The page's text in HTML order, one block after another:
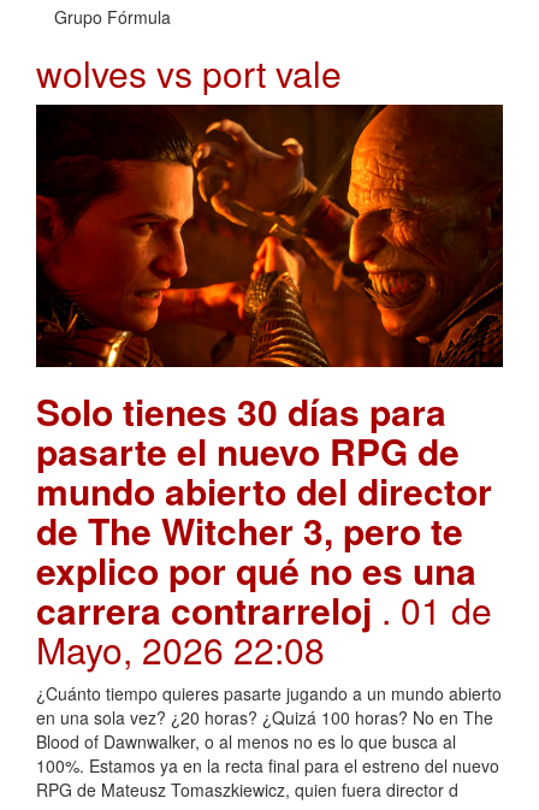
Grupo Fórmula
wolves vs port vale
Solo tienes 30 días para
pasarte el nuevo RPG de
mundo abierto del director
de The Witcher 3, pero te
explico por qué no es una
carrera contrarreloj . 01 de
Mayo, 2026 22:08
¿Cuánto tiempo quieres pasarte jugando a un mundo abierto
en una sola vez? ¿20 horas? ¿Quizá 100 horas? No en The
Blood of Dawnwalker, o al menos no es lo que busca al
100%. Estamos ya en la recta final para el estreno del nuevo
RPG de Mateusz Tomaszkiewicz, quien fuera director d